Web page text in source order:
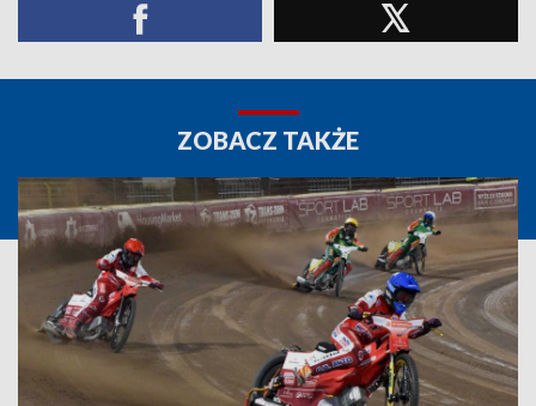
ZOBACZ TAKŻE